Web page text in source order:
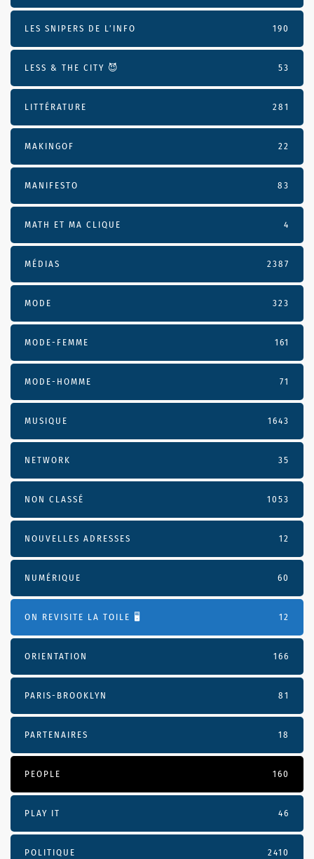
LES SNIPERS DE L’INFO 190
LESS & THE CITY 😈 53
LITTÉRATURE 281
MAKINGOF 22
MANIFESTO 83
MATH ET MA CLIQUE 4
MÉDIAS 2387
MODE 323
MODE-FEMME 161
MODE-HOMME 71
MUSIQUE 1643
NETWORK 35
NON CLASSÉ 1053
NOUVELLES ADRESSES 12
NUMÉRIQUE 60
ON REVISITE LA TOILE 🖥️ 12
ORIENTATION 166
PARIS-BROOKLYN 81
PARTENAIRES 18
PEOPLE 160
PLAY IT 46
POLITIQUE 2410